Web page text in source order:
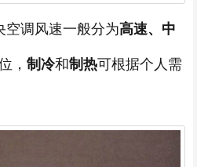
空调风速一般分为高速、中
， 制冷和制热可根据个人需